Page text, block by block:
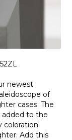
newest
of
cases. The
added to the
coloration
Add this